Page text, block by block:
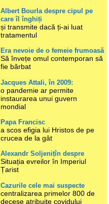
Albert Bourla despre cipul pe
care îl înghiți
și transmite dacă ți-ai luat
tratamentul
Era nevoie de o femeie frumoasă
Să învețe omul contemporan să
fie bărbat
Jacques Attali, în 2009:
o pandemie ar permite
instaurarea unui guvern
mondial
Papa Francisc
a scos efigia lui Hristos de pe
crucea de la gât
Alexandr Soljenițîn despre
Situația evreilor în Imperiul
Țarist
Cazurile cele mai suspecte
centralizarea primelor 800 de
decese atribuite covidului